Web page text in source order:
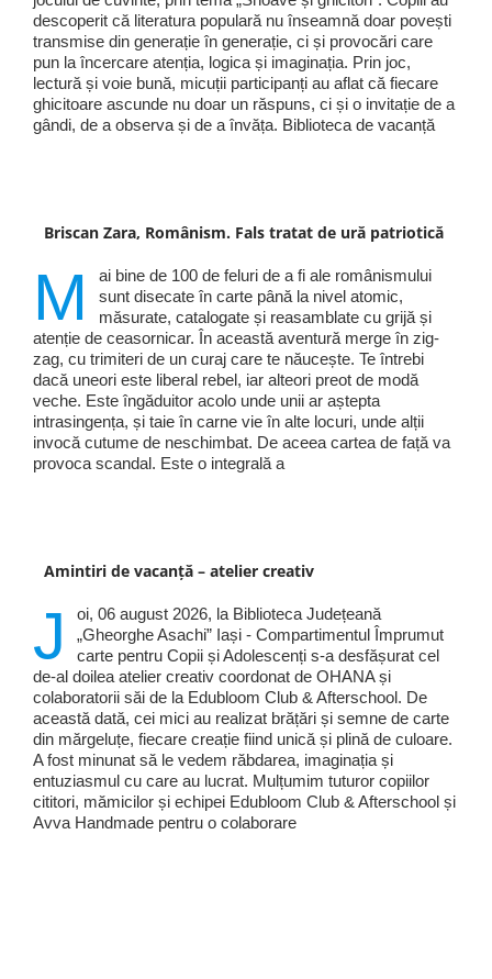
descoperit că literatura populară nu înseamnă doar povești
transmise din generație în generație, ci și provocări care
pun la încercare atenția, logica și imaginația. Prin joc,
lectură și voie bună, micuții participanți au aflat că fiecare
ghicitoare ascunde nu doar un răspuns, ci și o invitație de a
gândi, de a observa și de a învăța. Biblioteca de vacanță
Briscan Zara, Românism. Fals tratat de ură patriotică
M
ai bine de 100 de feluri de a fi ale românismului
sunt disecate în carte până la nivel atomic,
măsurate, catalogate și reasamblate cu grijă și
atenție de ceasornicar. În această aventură merge în zig-
zag, cu trimiteri de un curaj care te năucește. Te întrebi
dacă uneori este liberal rebel, iar alteori preot de modă
veche. Este îngăduitor acolo unde unii ar aștepta
intrasingența, și taie în carne vie în alte locuri, unde alții
invocă cutume de neschimbat. De aceea cartea de față va
provoca scandal. Este o integrală a
Amintiri de vacanță – atelier creativ
J
oi, 06 august 2026, la Biblioteca Județeană
„Gheorghe Asachi” Iași - Compartimentul Împrumut
carte pentru Copii și Adolescenți s-a desfășurat cel
de-al doilea atelier creativ coordonat de OHANA și
colaboratorii săi de la Edubloom Club & Afterschool. De
această dată, cei mici au realizat brățări și semne de carte
din mărgeluțe, fiecare creație fiind unică și plină de culoare.
A fost minunat să le vedem răbdarea, imaginația și
entuziasmul cu care au lucrat. Mulțumim tuturor copiilor
cititori, mămicilor și echipei Edubloom Club & Afterschool și
Avva Handmade pentru o colaborare